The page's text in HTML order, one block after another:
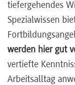
Kontakt
tiefergehendes
Spezialwissen
werden hier gut
vertiefte
Arbeitsalltag